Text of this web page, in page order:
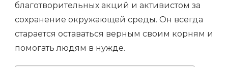
благотворительных акций и активистом за
сохранение окружающей среды. Он всегда
старается оставаться верным своим корням и
помогать людям в нужде.